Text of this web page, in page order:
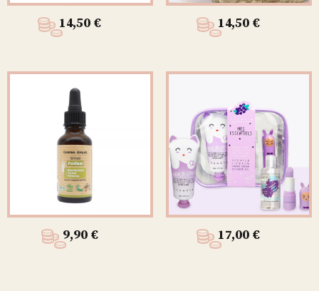
14,50 € 14,50 €
9,90 € 17,00 €